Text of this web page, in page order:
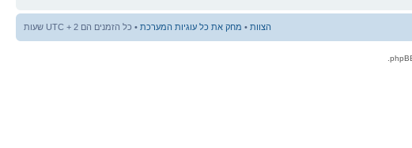
הצוות • מחק את כל עוגיות המערכת • כל הזמנים הם UTC + 2 שעות